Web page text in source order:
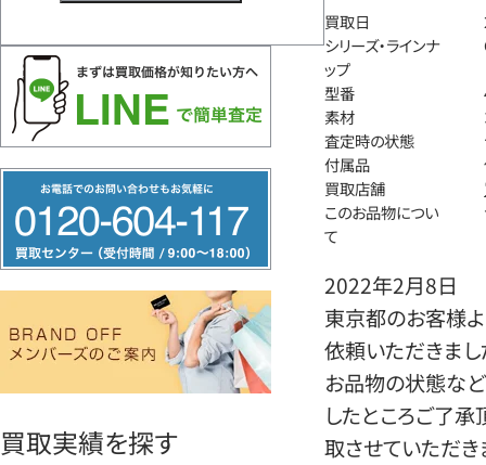
リ
ー
ヤ
買取実績を探す
買取日
シリーズ・ラインナ
ップ
型番
素材
査定時の状態
付属品
買取店舗
このお品物につい
て
2022年2月8日
東京都のお客様よ
依頼いただきまし
お品物の状態など
したところご了
取させていただき